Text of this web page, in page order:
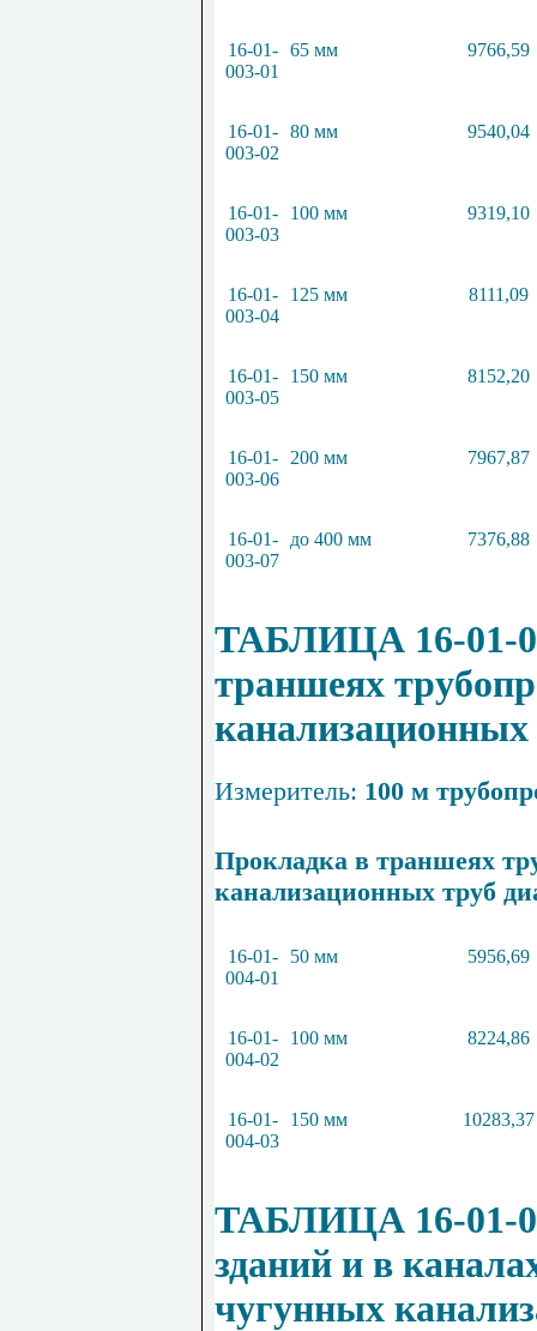
16-01-
003-01
65 мм 9766,59
16-01-
003-02
80 мм 9540,04
16-01-
003-03
100 мм 9319,10
16-01-
003-04
125 мм 8111,09
16-01-
003-05
150 мм 8152,20
16-01-
003-06
200 мм 7967,87
16-01-
003-07
до 400 мм 7376,88
ТАБЛИЦА 16-01-
траншеях
канализационных
Измеритель: 100 м
Прокладка в траншеях
канализационных труб
16-01-
004-01
50 мм 5956,69
16-01-
004-02
100 мм 8224,86
16-01-
004-03
150 мм 10283,37
ТАБЛИЦА 16-01-
зданий и в
чугунных